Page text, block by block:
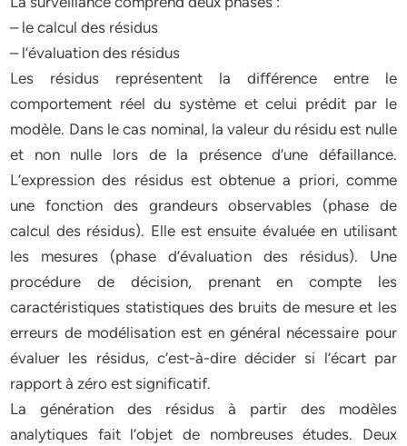
– le calcul des résidus
– l’évaluation des résidus
Les résidus représentent la diﬀérence entre le
comportement réel du système et celui prédit par le
modèle. Dans le cas nominal, la valeur du résidu est nulle
et non nulle lors de la présence d’une défaillance.
L’expression des résidus est obtenue a priori, comme
une fonction des grandeurs observables (phase de
calcul des résidus). Elle est ensuite évaluée en utilisant
les mesures (phase d’évaluation des résidus). Une
procédure de décision, prenant en compte les
caractéristiques statistiques des bruits de mesure et les
erreurs de modélisation est en général nécessaire pour
évaluer les résidus, c’est-à-dire décider si l’écart par
rapport à zéro est significatif.
La génération des résidus à partir des modèles
analytiques fait l’objet de nombreuses études. Deux